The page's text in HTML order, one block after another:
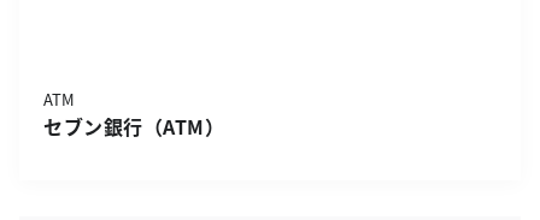
ATM
セブン銀行（ATM）